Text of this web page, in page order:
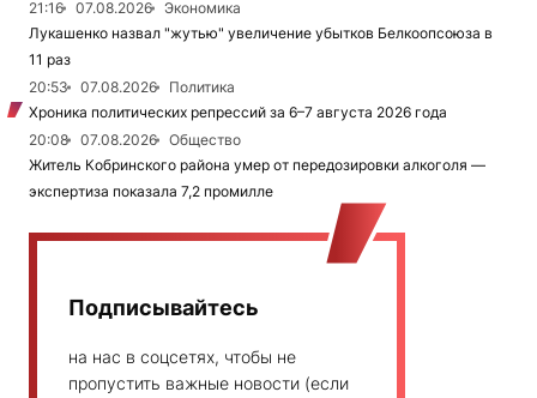
21:16
07.08.2026
Экономика
Лукашенко назвал "жутью" увеличение убытков Белкоопсоюза в
11 раз
20:53
07.08.2026
Политика
Хроника политических репрессий за 6–7 августа 2026 года
20:08
07.08.2026
Общество
Житель Кобринского района умер от передозировки алкоголя —
экспертиза показала 7,2 промилле
Подписывайтесь
на нас в соцсетях, чтобы не
пропустить важные новости (если